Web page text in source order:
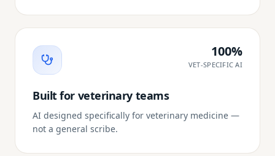
100%
VET-SPECIFIC AI
Built for veterinary teams
AI designed specifically for veterinary medicine —
not a general scribe.